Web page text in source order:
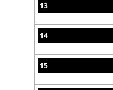
13
14
15